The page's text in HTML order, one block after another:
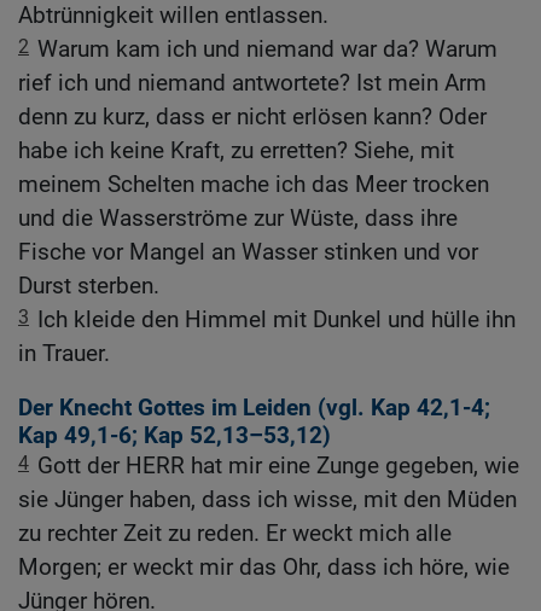
Abtrünnigkeit willen entlassen.
2 Warum kam ich und niemand war da? Warum
rief ich und niemand antwortete? Ist mein Arm
denn zu kurz, dass er nicht erlösen kann? Oder
habe ich keine Kraft, zu erretten? Siehe, mit
meinem Schelten mache ich das Meer trocken
und die Wasserströme zur Wüste, dass ihre
Fische vor Mangel an Wasser stinken und vor
Durst sterben.
3 Ich kleide den Himmel mit Dunkel und hülle ihn
in Trauer.
Der Knecht Gottes im Leiden (vgl. Kap 42,1-4;
Kap 49,1-6; Kap 52,13–53,12)
4 Gott der HERR hat mir eine Zunge gegeben, wie
sie Jünger haben, dass ich wisse, mit den Müden
zu rechter Zeit zu reden. Er weckt mich alle
Morgen; er weckt mir das Ohr, dass ich höre, wie
Jünger hören.